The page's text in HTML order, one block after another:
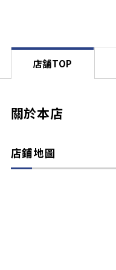
店舗TOP
關於本店
店鋪地圖